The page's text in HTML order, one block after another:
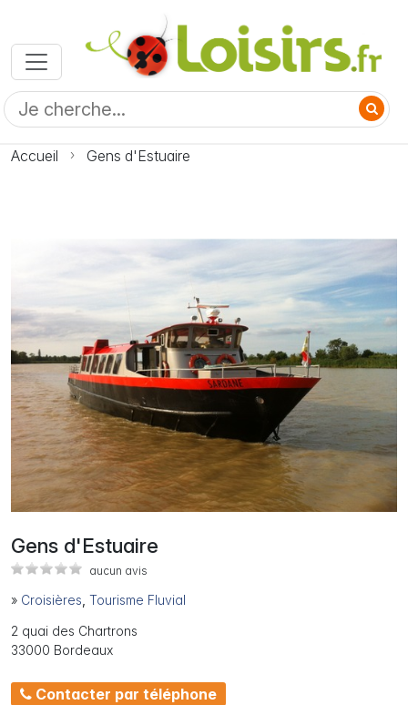
Accueil Gens d'Estuaire
Photo Gens d'Estuaire
Gens d'Estuaire
aucun avis
» Croisières Tourisme Fluvial
2 quai des Chartrons
33000 Bordeaux
Contacter par téléphone